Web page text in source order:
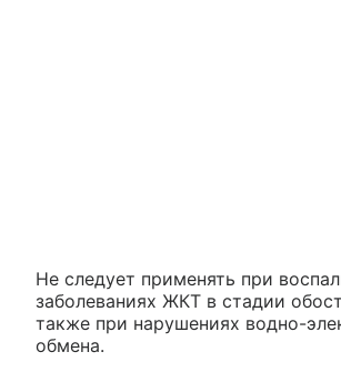
Не следует применять при
заболеваниях ЖКТ в стадии
также при нарушениях водно-
обмена.